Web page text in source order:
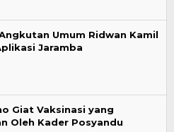
Umum Ridwan Kamil
Jaramba
Giat Vaksinasi yang
Oleh Kader Posyandu